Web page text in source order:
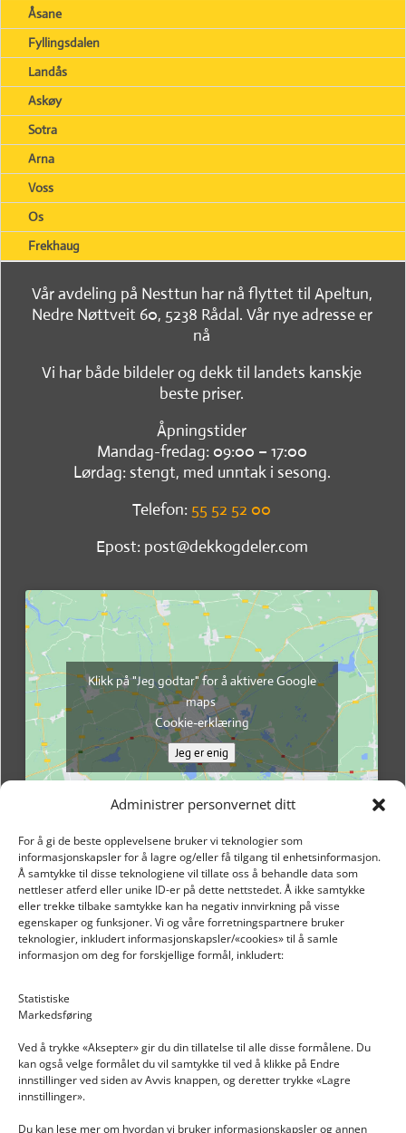
Administrer personvernet ditt
For å gi de beste opplevelsene bruker vi teknologier som
informasjonskapsler for å lagre og/eller få tilgang til enhetsinformasjon.
Å samtykke til disse teknologiene vil tillate oss å behandle data som
nettleser atferd eller unike ID-er på dette nettstedet. Å ikke samtykke
eller trekke tilbake samtykke kan ha negativ innvirkning på visse
egenskaper og funksjoner. Vi og våre forretningspartnere bruker
teknologier, inkludert informasjonskapsler/«cookies» til å samle
informasjon om deg for forskjellige formål, inkludert:
Statistiske
Markedsføring
Ved å trykke «Aksepter» gir du din tillatelse til alle disse formålene. Du
kan også velge formålet du vil samtykke til ved å klikke på Endre
innstillinger ved siden av Avvis knappen, og deretter trykke «Lagre
innstillinger».
Du kan lese mer om hvordan vi bruker informasjonskapsler og annen
Åsane
Fyllingsdalen
Landås
Askøy
Sotra
Arna
Voss
Os
Frekhaug
Vår avdeling på Nesttun har nå flyttet til Apeltun,
Nedre Nøttveit 60, 5238 Rådal. Vår nye adresse er
nå
Vi har både bildeler og dekk til landets kanskje
beste priser.
Åpningstider
Mandag-fredag: 09:00 – 17:00
Lørdag: stengt, med unntak i sesong.
Telefon: 55 52 52 00
Epost: post@dekkogdeler.com
Klikk på "Jeg godtar" for å aktivere Google
maps
Cookie-erklæring
Jeg er enig